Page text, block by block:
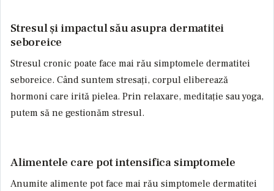
Stresul și impactul său asupra dermatitei
seboreice
Stresul cronic poate face mai rău simptomele dermatitei
seboreice. Când suntem stresați, corpul eliberează
hormoni care irită pielea. Prin relaxare, meditație sau yoga,
putem să ne gestionăm stresul.
Alimentele care pot intensifica simptomele
Anumite alimente pot face mai rău simptomele dermatitei